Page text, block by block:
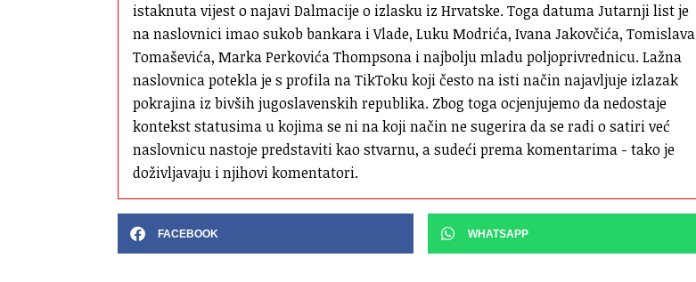
istaknuta vijest o najavi Dalmacije o izlasku iz Hrvatske. Toga datuma Jutarnji list je
na naslovnici imao sukob bankara i Vlade, Luku Modrića, Ivana Jakovčića, Tomislava
Tomaševića, Marka Perkovića Thompsona i najbolju mladu poljoprivrednicu. Lažna
naslovnica potekla je s profila na TikToku koji često na isti način najavljuje izlazak
pokrajina iz bivših jugoslavenskih republika. Zbog toga ocjenjujemo da nedostaje
kontekst statusima u kojima se ni na koji način ne sugerira da se radi o satiri već
naslovnicu nastoje predstaviti kao stvarnu, a sudeći prema komentarima - tako je
doživljavaju i njihovi komentatori.
FACEBOOK WHATSAPP